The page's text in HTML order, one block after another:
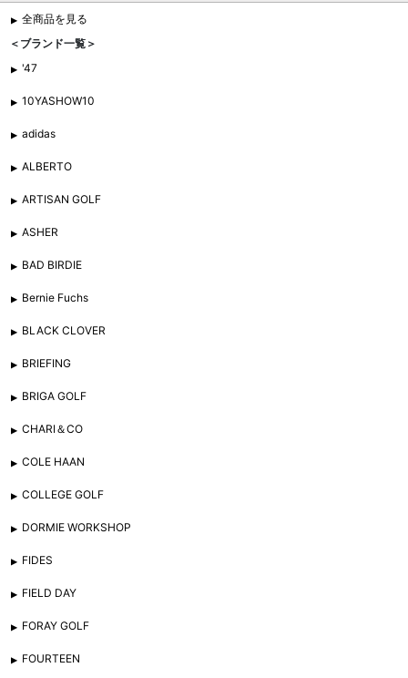
全商品を見る
＜ブランド一覧＞
'47
10YASHOW10
adidas
ALBERTO
ARTISAN GOLF
ASHER
BAD BIRDIE
Bernie Fuchs
BLACK CLOVER
BRIEFING
BRIGA GOLF
CHARI＆CO
COLE HAAN
COLLEGE GOLF
DORMIE WORKSHOP
FIDES
FIELD DAY
FORAY GOLF
FOURTEEN